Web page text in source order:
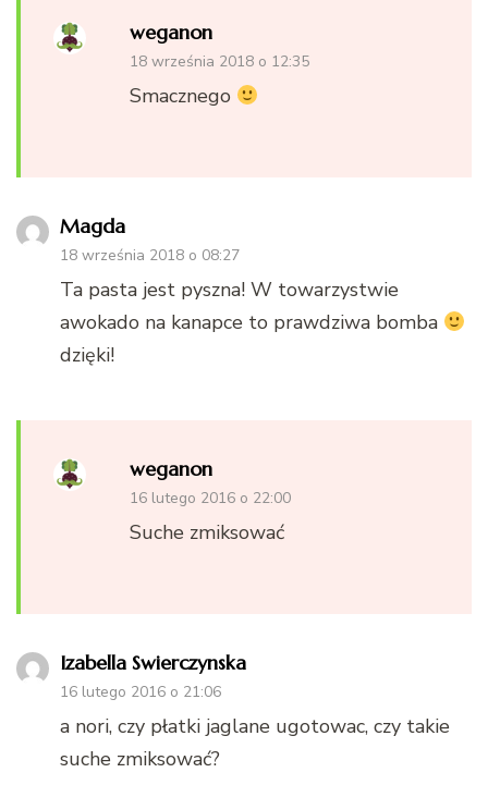
weganon
18 września 2018 o 12:35
Smacznego
Magda
18 września 2018 o 08:27
Ta pasta jest pyszna! W towarzystwie
awokado na kanapce to prawdziwa bomba
dzięki!
weganon
16 lutego 2016 o 22:00
Suche zmiksować
Izabella Swierczynska
16 lutego 2016 o 21:06
a nori, czy płatki jaglane ugotowac, czy takie
suche zmiksować?